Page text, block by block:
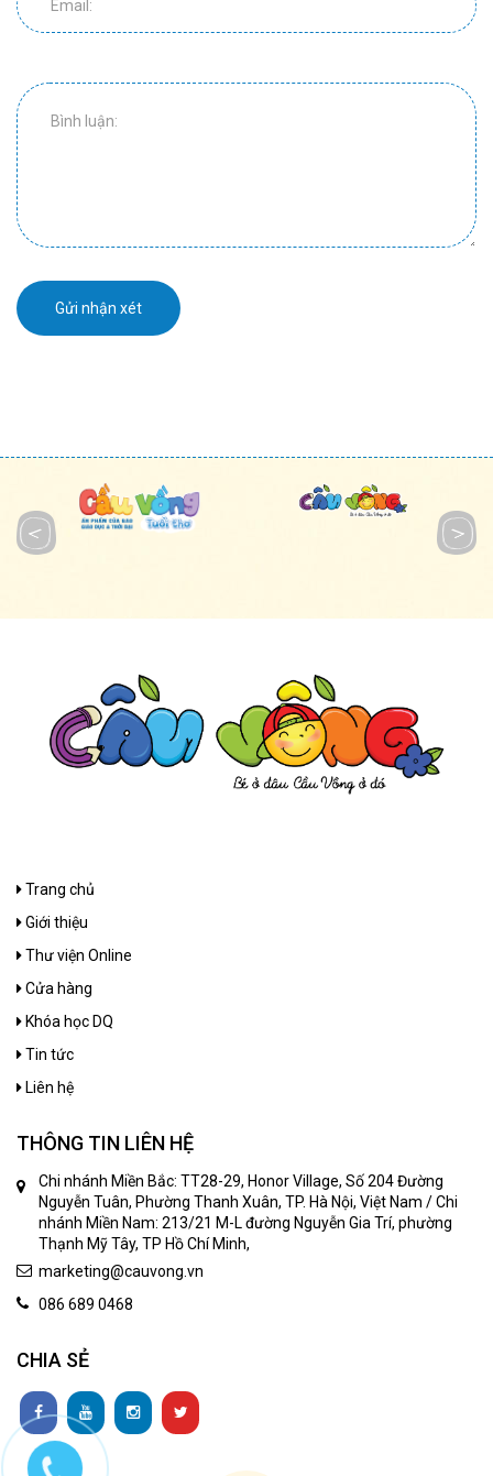
Gửi nhận xét
Trang chủ
Giới thiệu
Thư viện Online
Cửa hàng
Khóa học DQ
Tin tức
Liên hệ
THÔNG TIN LIÊN HỆ
Chi nhánh Miền Bắc: TT28-29, Honor Village, Số 204 Đường
Nguyễn Tuân, Phường Thanh Xuân, TP. Hà Nội, Việt Nam / Chi
nhánh Miền Nam: 213/21 M-L đường Nguyễn Gia Trí, phường
Thạnh Mỹ Tây, TP Hồ Chí Minh,
marketing@cauvong.vn
086 689 0468
CHIA SẺ